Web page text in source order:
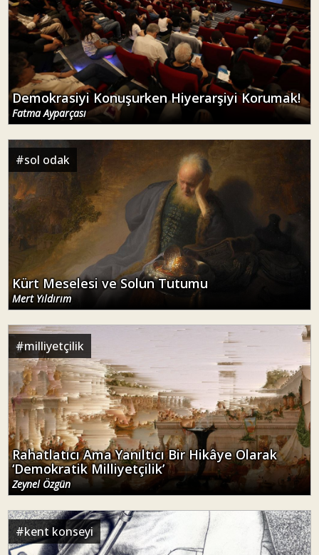
Demokrasiyi Konuşurken Hiyerarşiyi Korumak!
Fatma Ayparçası
#sol odak
Kürt Meselesi ve Solun Tutumu
Mert Yıldırım
#milliyetçilik
Rahatlatıcı Ama Yanıltıcı Bir Hikâye Olarak
‘Demokratik Milliyetçilik’
Zeynel Özgün
#kent konseyi